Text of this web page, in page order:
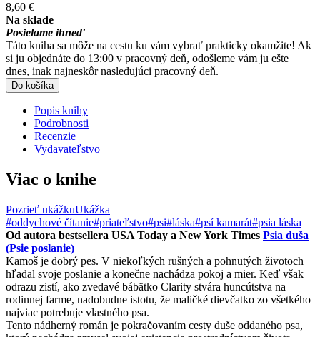
8,60 €
Na sklade
Posielame ihneď
Táto kniha sa môže na cestu ku vám vybrať prakticky okamžite! Ak
si ju objednáte do 13:00 v pracovný deň, odošleme vám ju ešte
dnes, inak najneskôr nasledujúci pracovný deň.
Do košíka
Popis knihy
Podrobnosti
Recenzie
Vydavateľstvo
Viac o knihe
Pozrieť ukážkuUkážka
#oddychové čítanie#priateľstvo#psi#láska#psí kamarát#psia láska
Od autora bestsellera USA Today a New York Times Psia duša
(Psie poslanie)
Kamoš je dobrý pes. V niekoľkých rušných a pohnutých životoch
hľadal svoje poslanie a konečne nachádza pokoj a mier. Keď však
odrazu zistí, ako zvedavé bábätko Clarity stvára huncútstva na
rodinnej farme, nadobudne istotu, že maličké dievčatko zo všetkého
najviac potrebuje vlastného psa.
Tento nádherný román je pokračovaním cesty duše oddaného psa,